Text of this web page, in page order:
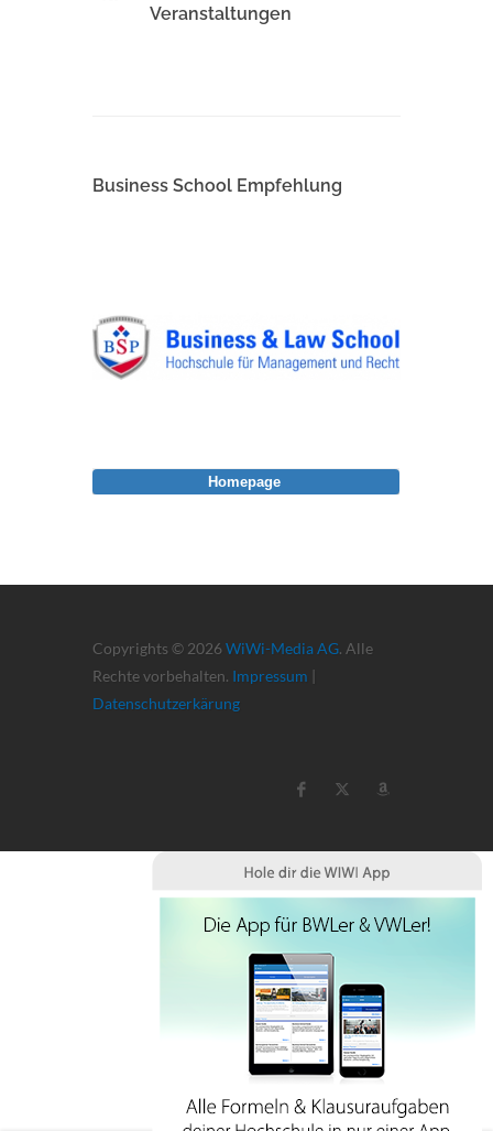
Veranstaltungen
Business School Empfehlung
Copyrights © 2026 WiWi-Media AG. Alle
Rechte vorbehalten. Impressum |
Datenschutzerkärung
Homepage